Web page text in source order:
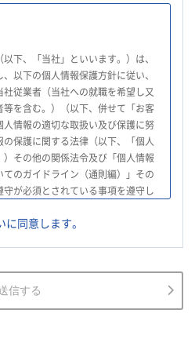
下、「当社」といいます。）は、
以下の個人情報保護方針に従い、
従業者（当社への就職を希望し又
を含む。）（以下、併せて「お客
情報の適切な取扱い及び保護に努
保護に関する法律（以下、「個人
その他の関係法令及び「個人情報
のガイドライン（通則編）」その
が必須とされている事項を遵守し
を適正に取得し、法令で不要とさ
等の個人情報の利用目的を通知又
ータについて、不正アクセス、漏え
努め、個人データの管理のために
同意します。
信する